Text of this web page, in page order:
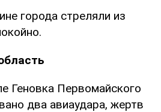
города стреляли из
Геновка Первомайского
два авиаудара, жертв